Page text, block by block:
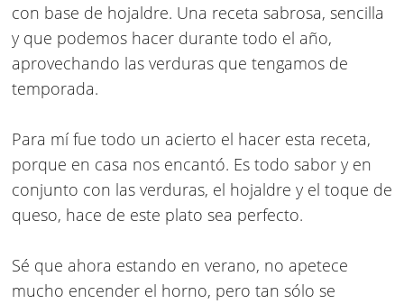
con base de hojaldre. Una receta sabrosa, sencilla
y que podemos hacer durante todo el año,
aprovechando las verduras que tengamos de
temporada.
Para mí fue todo un acierto el hacer esta receta,
porque en casa nos encantó. Es todo sabor y en
conjunto con las verduras, el hojaldre y el toque de
queso, hace de este plato sea perfecto.
Sé que ahora estando en verano, no apetece
mucho encender el horno, pero tan sólo se